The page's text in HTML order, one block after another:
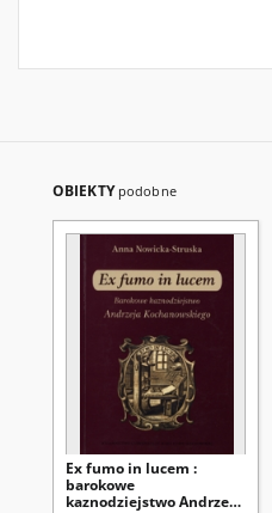
OBIEKTY podobne
Ex fumo in lucem :
barokowe
kaznodziejstwo Andrzeja